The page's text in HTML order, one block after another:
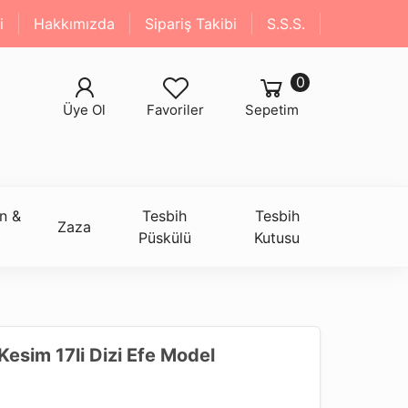
Hakkımızda Sipariş Takibi S.S.S.
Sepetim
0
Favoriler
Üye Ol
&
Zaza
Tesbih
Püskülü
Tesbih
Kutusu
17li Dizi Efe Model